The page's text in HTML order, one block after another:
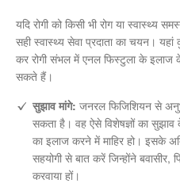
यदि रोगी को किसी भी रोग या स्वास्थ्य
सही स्वास्थ्य सेवा प्रदाता का चयन।
कर रोगी संभल में एनल फिस्टुला के
सकते हैं।
सुझाव मांगे: जनरल फिजिशियन से
सकता है। वह ऐसे विशेषज्ञों का
का इलाज करने में माहिर हो। इसके
सहयोगी से बात करें जिन्होंने
करवाया हों।